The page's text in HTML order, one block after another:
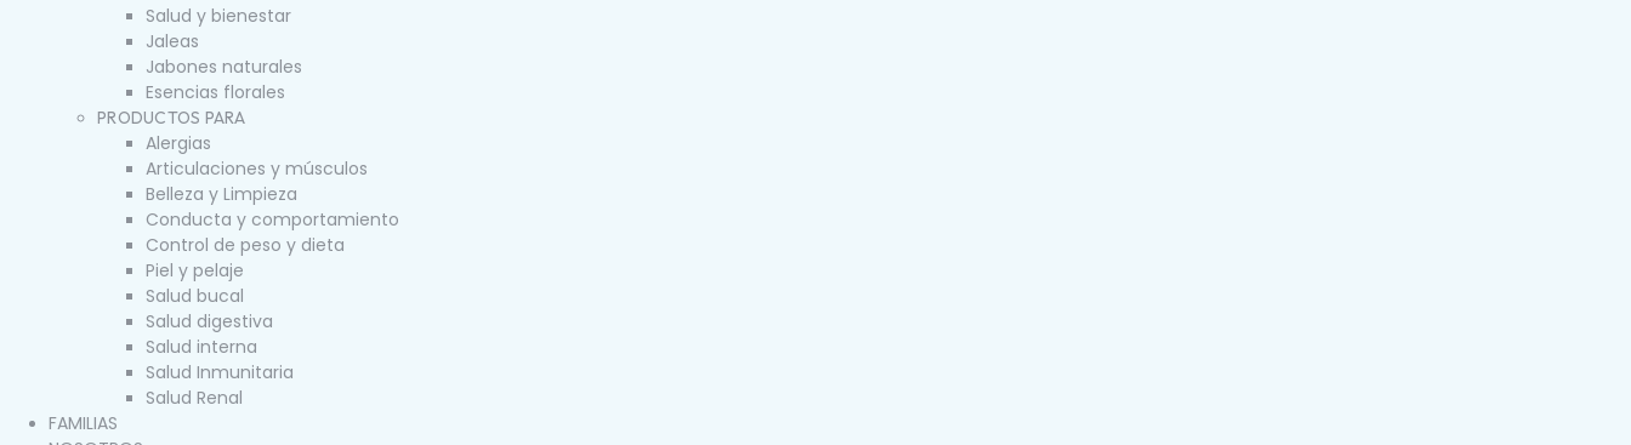
Salud y bienestar
Jaleas
Jabones naturales
Esencias florales
PRODUCTOS PARA
Alergias
Articulaciones y músculos
Belleza y Limpieza
Conducta y comportamiento
Control de peso y dieta
Piel y pelaje
Salud bucal
Salud digestiva
Salud interna
Salud Inmunitaria
Salud Renal
FAMILIAS